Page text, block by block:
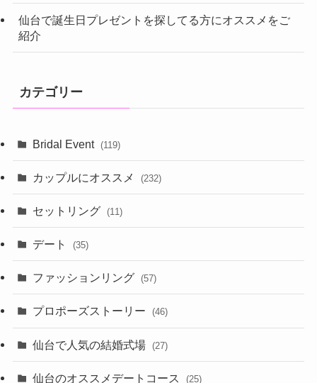
仙台で誕生日プレゼントを探してる方にオススメをご
紹介
カテゴリー
Bridal Event (119)
カップルにオススメ (232)
セットリング (11)
デート (35)
ファッションリング (57)
プロポーズストーリー (46)
仙台で人気の結婚式場 (27)
仙台のオススメデートコース (25)